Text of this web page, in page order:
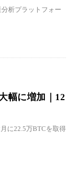
析プラットフォー
幅に増加｜12
に22.5万BTCを取得